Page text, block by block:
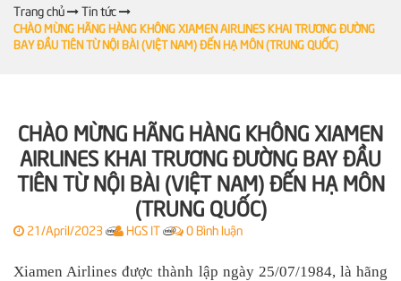
Trang chủ Tin tức
CHÀO MỪNG HÃNG HÀNG KHÔNG XIAMEN AIRLINES KHAI TRƯƠNG ĐƯỜNG
BAY ĐẦU TIÊN TỪ NỘI BÀI (VIỆT NAM) ĐẾN HẠ MÔN (TRUNG QUỐC)
CHÀO MỪNG HÃNG HÀNG KHÔNG XIAMEN
AIRLINES KHAI TRƯƠNG ĐƯỜNG BAY ĐẦU
TIÊN TỪ NỘI BÀI (VIỆT NAM) ĐẾN HẠ MÔN
(TRUNG QUỐC)
21/April/2023| HGS IT| 0 Bình luận
Xiamen Airlines được thành lập ngày 25/07/1984, là hãng